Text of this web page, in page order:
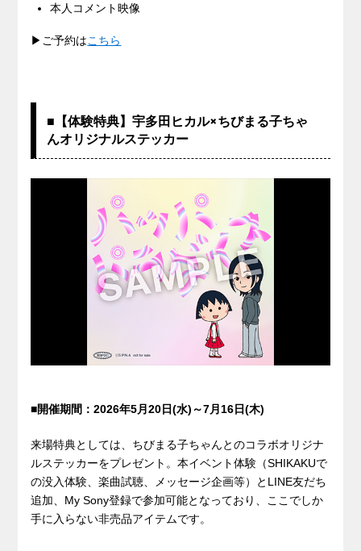
本人コメント映像
▶ご予約はこちら
■【体験特典】宇多田ヒカル×ちびまる子ちゃ
んオリジナルステッカー
■開催期間：2026年5月20日(水)～7月16日(木)
来場特典としては、ちびまる子ちゃんとのコラボオリジナ
ルステッカーをプレゼント。本イベント体験（SHIKAKUで
の没入体験、楽曲試聴、メッセージ企画等）とLINE友だち
追加、My Sony登録で参加可能となっており、ここでしか
手に入らない非売品アイテムです。